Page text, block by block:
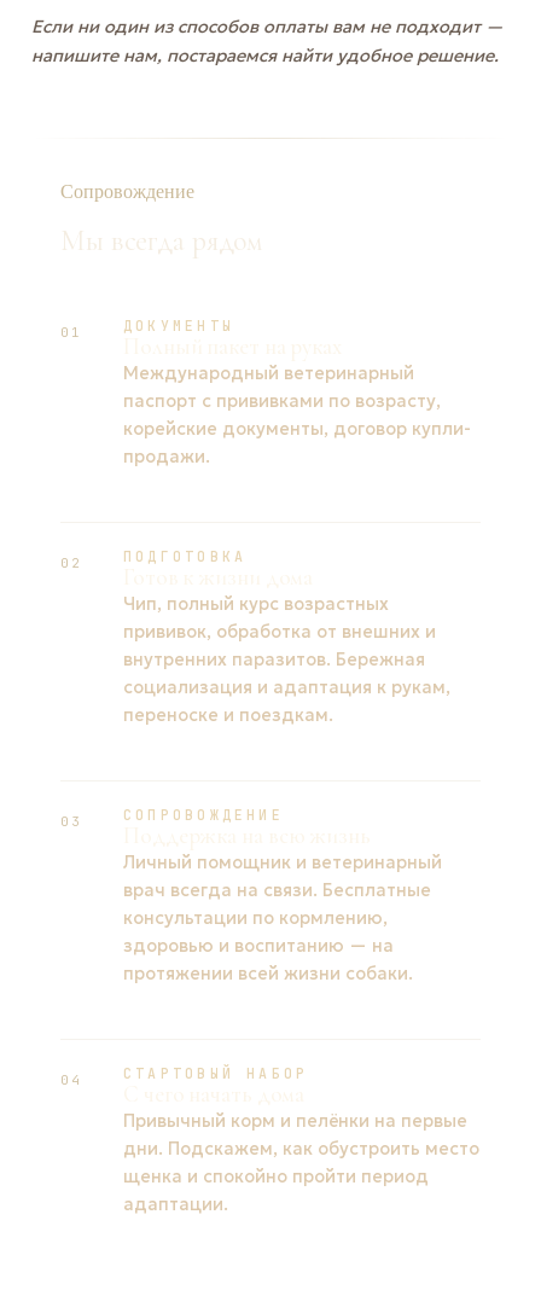
Если ни один из способов оплаты вам не подходит —
напишите нам, постараемся найти удобное решение.
Сопровождение
Мы всегда рядом
01 ДОКУМЕНТЫ
Международный ветеринарный
паспорт с прививками по возрасту,
корейские документы, договор купли-
продажи.
02 ПОДГОТОВКА
Чип, полный курс возрастных
прививок, обработка от внешних и
внутренних паразитов. Бережная
социализация и адаптация к рукам,
переноске и поездкам.
03 СОПРОВОЖДЕНИЕ
Личный помощник и ветеринарный
врач всегда на связи. Бесплатные
консультации по кормлению,
здоровью и воспитанию — на
протяжении всей жизни собаки.
04 СТАРТОВЫЙ НАБОР
Привычный корм и пелёнки на первые
дни. Подскажем, как обустроить место
щенка и спокойно пройти период
адаптации.